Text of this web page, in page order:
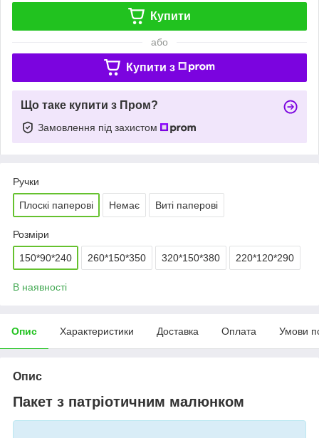
Купити
або
Купити з
Що таке купити з Пром?
Замовлення під захистом
Ручки
Плоскі паперові Немає Виті паперові
Розміри
150*90*240 260*150*350 320*150*380 220*120*290
В наявності
Опис Характеристики Доставка Оплата Умови
Опис
Пакет з патріотичним малюнком